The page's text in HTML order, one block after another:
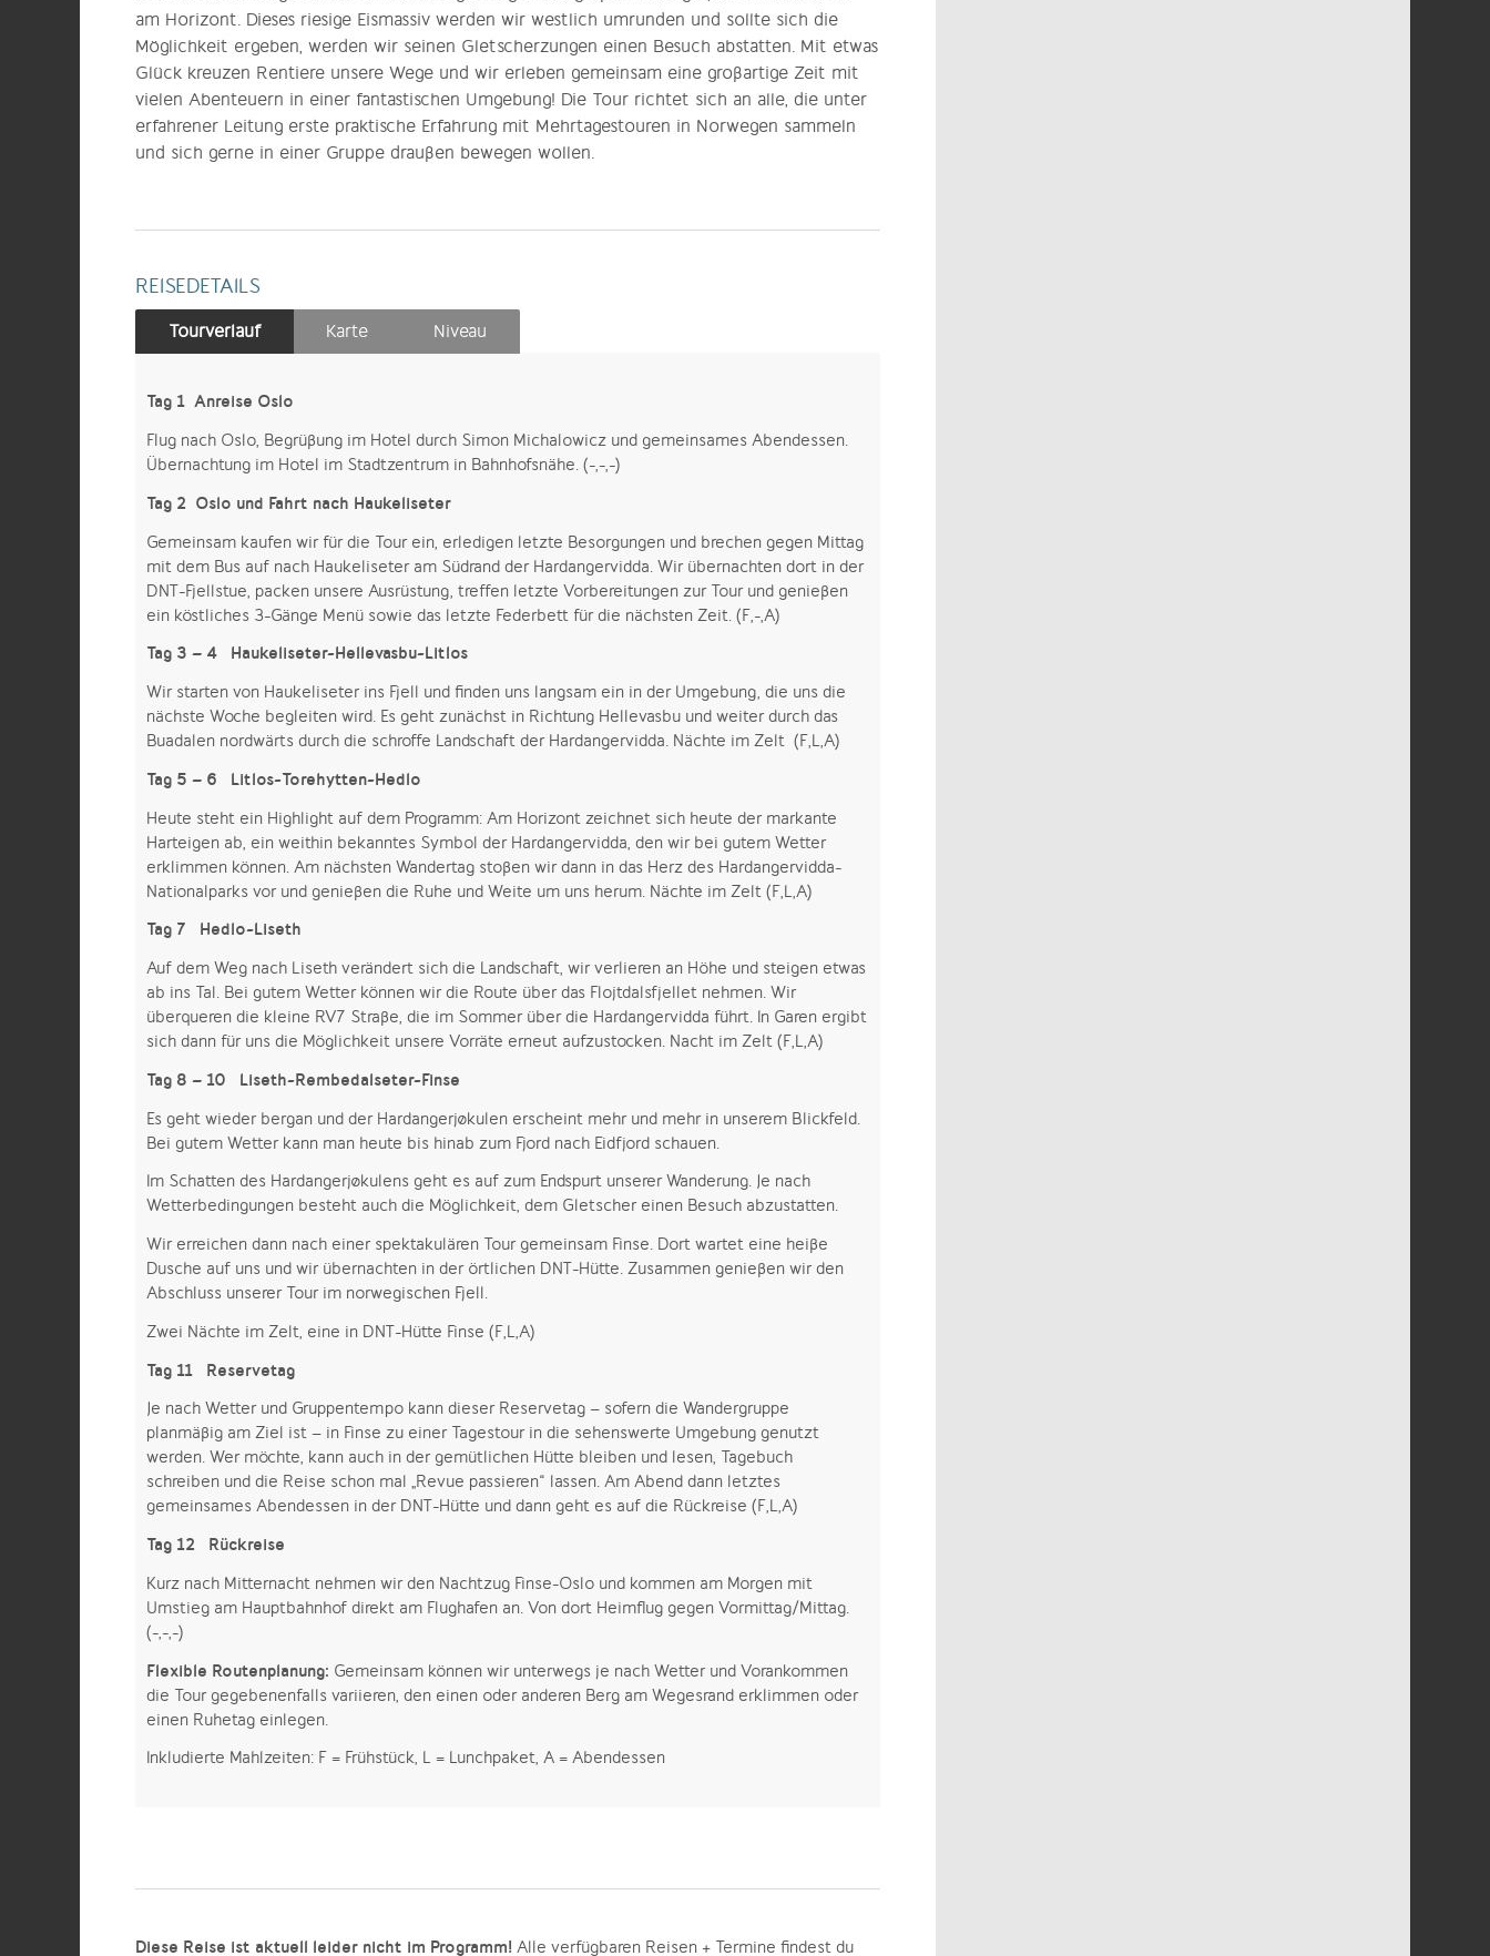
am Horizont. Dieses riesige Eismassiv werden wir westlich umrunden und sollte sich die
Möglichkeit ergeben, werden wir seinen Gletscherzungen einen Besuch abstatten. Mit etwas
Glück kreuzen Rentiere unsere Wege und wir erleben gemeinsam eine großartige Zeit mit
vielen Abenteuern in einer fantastischen Umgebung! Die Tour richtet sich an alle, die unter
erfahrener Leitung erste praktische Erfahrung mit Mehrtagestouren in Norwegen sammeln
und sich gerne in einer Gruppe draußen bewegen wollen.
REISEDETAILS
Tourverlauf Karte Niveau
Tag 1 Anreise Oslo
Flug nach Oslo, Begrüßung im Hotel durch Simon Michalowicz und gemeinsames Abendessen.
Übernachtung im Hotel im Stadtzentrum in Bahnhofsnähe. (-,-,-)
Tag 2 Oslo und Fahrt nach Haukeliseter
Gemeinsam kaufen wir für die Tour ein, erledigen letzte Besorgungen und brechen gegen Mittag
mit dem Bus auf nach Haukeliseter am Südrand der Hardangervidda. Wir übernachten dort in der
DNT-Fjellstue, packen unsere Ausrüstung, treffen letzte Vorbereitungen zur Tour und genießen
ein köstliches 3-Gänge Menü sowie das letzte Federbett für die nächsten Zeit. (F,-,A)
Tag 3 – 4 Haukeliseter-Hellevasbu-Litlos
Wir starten von Haukeliseter ins Fjell und finden uns langsam ein in der Umgebung, die uns die
nächste Woche begleiten wird. Es geht zunächst in Richtung Hellevasbu und weiter durch das
Buadalen nordwärts durch die schroffe Landschaft der Hardangervidda. Nächte im Zelt (F,L,A)
Tag 5 – 6 Litlos-Torehytten-Hedlo
Heute steht ein Highlight auf dem Programm: Am Horizont zeichnet sich heute der markante
Harteigen ab, ein weithin bekanntes Symbol der Hardangervidda, den wir bei gutem Wetter
erklimmen können. Am nächsten Wandertag stoßen wir dann in das Herz des Hardangervidda-
Nationalparks vor und genießen die Ruhe und Weite um uns herum. Nächte im Zelt (F,L,A)
Tag 7 Hedlo-Liseth
Auf dem Weg nach Liseth verändert sich die Landschaft, wir verlieren an Höhe und steigen etwas
ab ins Tal. Bei gutem Wetter können wir die Route über das Flojtdalsfjellet nehmen. Wir
überqueren die kleine RV7 Straße, die im Sommer über die Hardangervidda führt. In Garen ergibt
sich dann für uns die Möglichkeit unsere Vorräte erneut aufzustocken. Nacht im Zelt (F,L,A)
Tag 8 – 10 Liseth-Rembedalseter-Finse
Es geht wieder bergan und der Hardangerjøkulen erscheint mehr und mehr in unserem Blickfeld.
Bei gutem Wetter kann man heute bis hinab zum Fjord nach Eidfjord schauen.
Im Schatten des Hardangerjøkulens geht es auf zum Endspurt unserer Wanderung. Je nach
Wetterbedingungen besteht auch die Möglichkeit, dem Gletscher einen Besuch abzustatten.
Wir erreichen dann nach einer spektakulären Tour gemeinsam Finse. Dort wartet eine heiße
Dusche auf uns und wir übernachten in der örtlichen DNT-Hütte. Zusammen genießen wir den
Abschluss unserer Tour im norwegischen Fjell.
Zwei Nächte im Zelt, eine in DNT-Hütte Finse (F,L,A)
Tag 11 Reservetag
Je nach Wetter und Gruppentempo kann dieser Reservetag – sofern die Wandergruppe
planmäßig am Ziel ist – in Finse zu einer Tagestour in die sehenswerte Umgebung genutzt
werden. Wer möchte, kann auch in der gemütlichen Hütte bleiben und lesen, Tagebuch
schreiben und die Reise schon mal „Revue passieren“ lassen. Am Abend dann letztes
gemeinsames Abendessen in der DNT-Hütte und dann geht es auf die Rückreise (F,L,A)
Tag 12 Rückreise
Kurz nach Mitternacht nehmen wir den Nachtzug Finse-Oslo und kommen am Morgen mit
Umstieg am Hauptbahnhof direkt am Flughafen an. Von dort Heimflug gegen Vormittag/Mittag.
(-,-,-)
Flexible Routenplanung: Gemeinsam können wir unterwegs je nach Wetter und Vorankommen
die Tour gegebenenfalls variieren, den einen oder anderen Berg am Wegesrand erklimmen oder
einen Ruhetag einlegen.
Inkludierte Mahlzeiten: F = Frühstück, L = Lunchpaket, A = Abendessen
Diese Reise ist aktuell leider nicht im Programm! Alle verfügbaren Reisen + Termine findest du